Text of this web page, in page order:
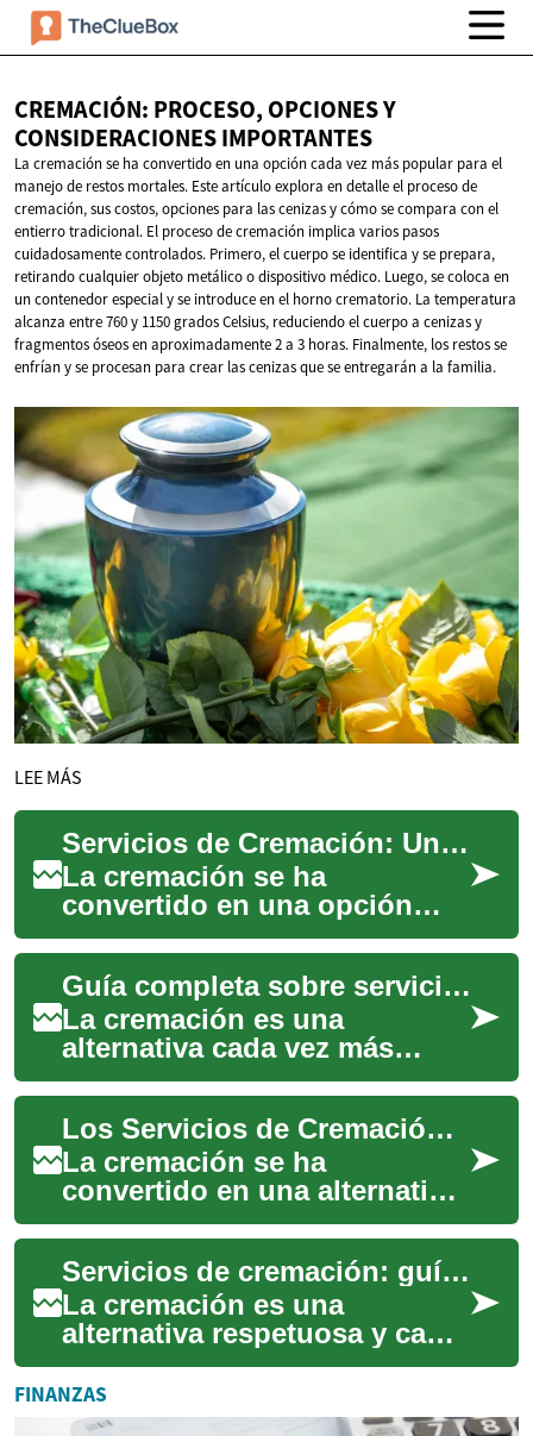
CREMACIÓN: PROCESO, OPCIONES Y
CONSIDERACIONES IMPORTANTES
La cremación se ha convertido en una opción cada vez más popular para el
manejo de restos mortales. Este artículo explora en detalle el proceso de
cremación, sus costos, opciones para las cenizas y cómo se compara con el
entierro tradicional. El proceso de cremación implica varios pasos
cuidadosamente controlados. Primero, el cuerpo se identifica y se prepara,
retirando cualquier objeto metálico o dispositivo médico. Luego, se coloca en
un contenedor especial y se introduce en el horno crematorio. La temperatura
alcanza entre 760 y 1150 grados Celsius, reduciendo el cuerpo a cenizas y
fragmentos óseos en aproximadamente 2 a 3 horas. Finalmente, los restos se
enfrían y se procesan para crear las cenizas que se entregarán a la familia.
LEE MÁS
Servicios de Cremación: Una Alternativa Digna y Respetuosa
La cremación se ha
convertido en una opción
cada vez más popular para
honrar a nuestros seres
queridos que han fallec...
Guía completa sobre servicios de cremación y opciones
La cremación es una
alternativa cada vez más
elegida para el manejo de
restos humanos. Esta guía
explica el proceso, ...
Los Servicios de Cremación: Una Opción Digna y Respetuosa
La cremación se ha
convertido en una alternativa
cada vez más popular para
honrar a nuestros seres
queridos que han f...
Servicios de cremación: guía completa y opciones prácticas
La cremación es una
alternativa respetuosa y cada
vez más elegida frente al
entierro tradicional. Esta guía
explica e...
FINANZAS